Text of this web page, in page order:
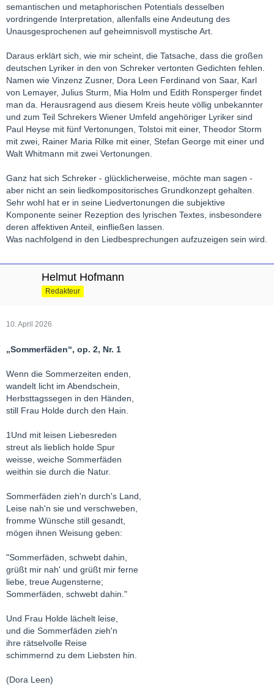
semantischen und metaphorischen Potentials desselben
vordringende Interpretation, allenfalls eine Andeutung des
Unausgesprochenen auf geheimnisvoll mystische Art.
Daraus erklärt sich, wie mir scheint, die Tatsache, dass die großen
deutschen Lyriker in den von Schreker vertonten Gedichten fehlen.
Namen wie Vinzenz Zusner, Dora Leen Ferdinand von Saar, Karl
von Lemayer, Julius Sturm, Mia Holm und Edith Ronsperger findet
man da. Herausragend aus diesem Kreis heute völlig unbekannter
und zum Teil Schrekers Wiener Umfeld angehöriger Lyriker sind
Paul Heyse mit fünf Vertonungen, Tolstoi mit einer, Theodor Storm
mit zwei, Rainer Maria Rilke mit einer, Stefan George mit einer und
Walt Whitmann mit zwei Vertonungen.
Ganz hat sich Schreker - glücklicherweise, möchte man sagen -
aber nicht an sein liedkompositorisches Grundkonzept gehalten.
Sehr wohl hat er in seine Liedvertonungen die subjektive
Komponente seiner Rezeption des lyrischen Textes, insbesondere
deren affektiven Anteil, einfließen lassen.
Was nachfolgend in den Liedbesprechungen aufzuzeigen sein wird.
Helmut Hofmann
Redakteur
10. April 2026
„Sommerfäden“, op. 2, Nr. 1
Wenn die Sommerzeiten enden,
wandelt licht im Abendschein,
Herbsttagssegen in den Händen,
still Frau Holde durch den Hain.
1Und mit leisen Liebesreden
streut als lieblich holde Spur
weisse, weiche Sommerfäden
weithin sie durch die Natur.
Sommerfäden zieh'n durch's Land,
Leise nah'n sie und verschweben,
fromme Wünsche still gesandt,
mögen ihnen Weisung geben:
"Sommerfäden, schwebt dahin,
grüßt mir nah' und grüßt mir ferne
liebe, treue Augensterne;
Sommerfäden, schwebt dahin."
Und Frau Holde lächelt leise,
und die Sommerfäden zieh'n
ihre rätselvolle Reise
schimmernd zu dem Liebsten hin.
(Dora Leen)